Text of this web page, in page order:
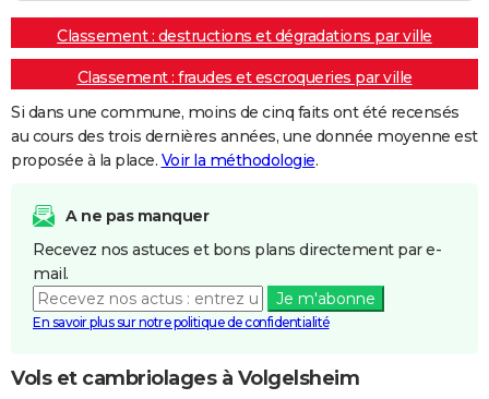
Classement : destructions et dégradations par ville
Classement : fraudes et escroqueries par ville
Si dans une commune, moins de cinq faits ont été recensés
au cours des trois dernières années, une donnée moyenne est
proposée à la place. Voir la méthodologie.
A ne pas manquer
Recevez nos astuces et bons plans directement par e-
mail.
Je m'abonne
En savoir plus sur notre politique de confidentialité
Vols et cambriolages à Volgelsheim